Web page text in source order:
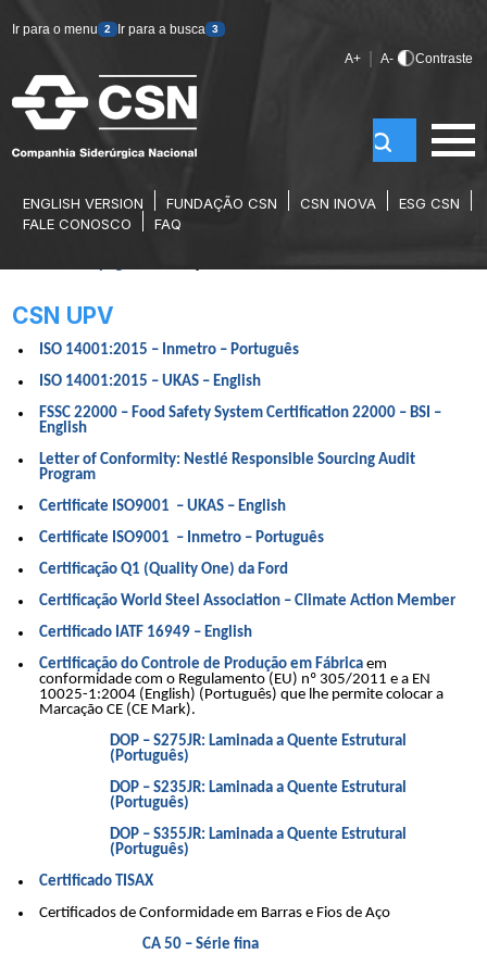
Ir para o menu 2 Ir para a busca 3
A+ A- Contraste
ENGLISH VERSION FUNDAÇÃO CSN CSN INOVA
ESG CSN
FALE CONOSCO
FAQ
CERTIFICAÇÕES
CSN UPV
ISO 14001:2015 – Inmetro – Português
ISO 14001:2015 – UKAS – English
FSSC 22000 – Food Safety System Certification 22000 – BSI –
English
Letter of Conformity: Nestlé Responsible Sourcing Audit
Program
Certificate ISO9001 – UKAS – English
Certificate ISO9001 – Inmetro – Português
Certificação Q1 (Quality One) da Ford
Certificação World Steel Association – Climate Action Member
Certificado IATF 16949 – English
Certificação do Controle de Produção em Fábrica em
conformidade com o Regulamento (EU) nº 305/2011 e a EN
10025-1:2004 (English) (Português) que lhe permite colocar a
Marcação CE (CE Mark).
DOP – S275JR: Laminada a Quente Estrutural
(Português)
DOP – S235JR: Laminada a Quente Estrutural
(Português)
DOP – S355JR: Laminada a Quente Estrutural
(Português)
Certificado TISAX
Certificados de Conformidade em Barras e Fios de Aço
CA 50 – Série fina